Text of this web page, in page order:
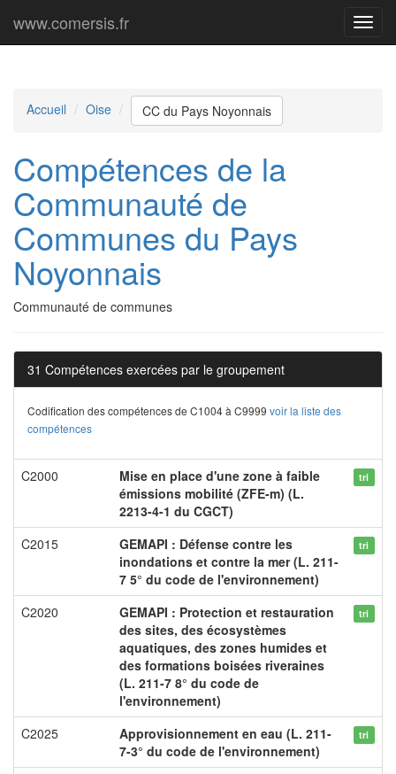
Menu
www.comersis.fr
Accueil Oise CC du Pays Noyonnais
Compétences de la
Communauté de
Communes du Pays
Noyonnais
Communauté de communes
31 Compétences exercées par le groupement
Codification des compétences de C1004 à C9999 voir la liste des
compétences
C2000
Mise en place d'une zone à faible
émissions mobilité (ZFE-m) (L.
2213-4-1 du CGCT)
tri
C2015
GEMAPI : Défense contre les
inondations et contre la mer (L. 211-
7 5° du code de l'environnement)
tri
C2020
GEMAPI : Protection et restauration
des sites, des écosystèmes
aquatiques, des zones humides et
des formations boisées riveraines
(L. 211-7 8° du code de
l'environnement)
tri
C2025
Approvisionnement en eau (L. 211-
7-3° du code de l'environnement)
tri